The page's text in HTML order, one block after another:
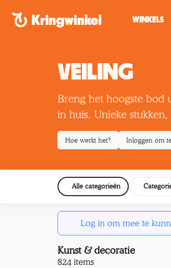
WINKELS
VEILING
Breng het hoogste bod
in huis. Unieke
Hoe werkt het? Inloggen om
Alle categorieën
Log in om mee te
Kunst & decoratie
824 items